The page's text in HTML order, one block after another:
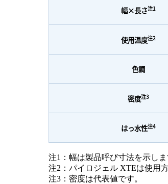
幅×長さ注1
使用温度注2
色調
密度注3
はっ水性注4
注1：幅は製品呼び寸法を示しま
注2：パイロジェル XTEは使用
注3：密度は代表値です。